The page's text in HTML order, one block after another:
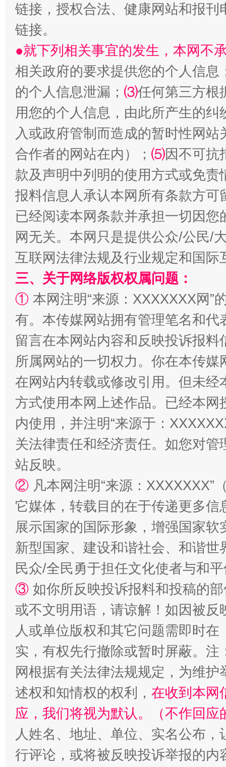
揭批美国五大"原罪" "
解纷+调解+退费，一次搞定
漫山遍野的桃花与雪山、麦地、白藏房 除
招工难、用工荒背后
链接，授权合法、健康网站和报
链接。
●就下列相关事宜的发生，本网不
相关政府的要求提供您的个人信息
的个人信息泄漏； ⑶任何第三方根
用您的个人信息，由此所产生的纠
入或政府管制而造成的暂时性网
合作者的网站在内）； ⑸因不可抗
款及声明中列明的使用方式或免责
报料信息人承认本网所有条款方
已经阅读本网条款并承担一切因
网无关。本网只是提供公众/公民/
互联网法律法规及行业规定和国
三、关于网络版权权属问题：
① 本网注明“来源：XXXXXXX网”
有。本传媒网站拥有管理笔名和
留言在本网站内容和反映投诉报
所属网站的一切权力。你在本传
在网站内转载或修改引用。但未
方式使用本网上述作品。已经本
内使用，并注明“来源于：
关法律责任和经济责任。如您对
站反映。
② 凡本网注明“来源：
它媒体，转载目的在于传递更多
展示国家的国际形象，增强国家
新型国家、建设和谐社会、和谐
民众/全民勇于担任文化使者与和
③ 如你所反映投诉报料和投稿的
或不文明用语，请谅解！如因被
人或单位版权和其它问题需即时在
实，有权先行撤除或暂时屏蔽。
网根据有关法律法规规定，为维
述权和知情权的权利， 在收到本网
应，我们将视为默认。（不作回应
人姓名、地址、单位、实名公布
行评论，或将被反映投诉举报的